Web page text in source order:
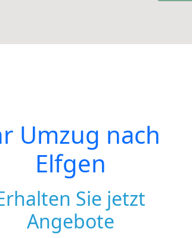
Umzug nach
Elfgen
Sie jetzt
Angebote